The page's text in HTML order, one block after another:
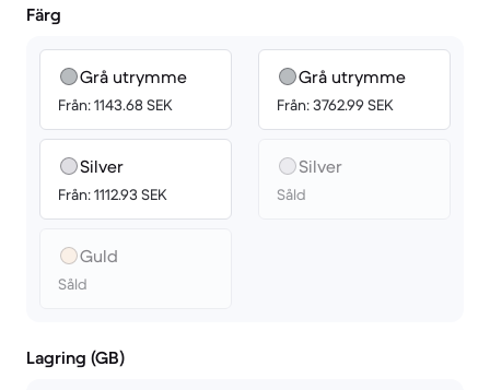
Färg
Grå utrymme
Från: 1143.68 SEK
Silver
Från: 1112.93 SEK
Guld
Såld
Grå utrymme
Från: 3762.99 SEK
Silver
Såld
Lagring (GB)